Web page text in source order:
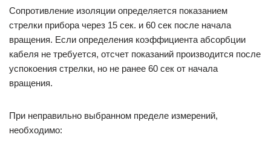
Сопротивление изоляции определяется показанием
стрелки прибора через 15 сек. и 60 сек после начала
вращения. Если определения коэффициента абсорбции
кабеля не требуется, отсчет показаний производится после
успокоения стрелки, но не ранее 60 сек от начала
вращения.
При неправильно выбранном пределе измерений,
необходимо: